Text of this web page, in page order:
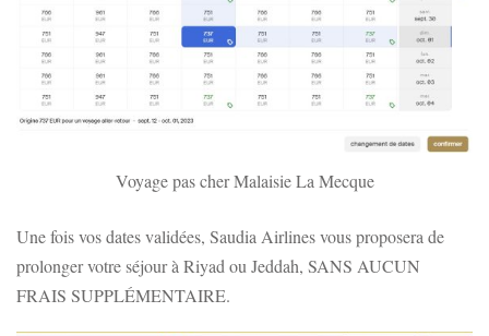
Voyage pas cher Malaisie La Mecque
Une fois vos dates validées, Saudia Airlines vous proposera de
prolonger votre séjour à Riyad ou Jeddah, SANS AUCUN
FRAIS SUPPLÉMENTAIRE.